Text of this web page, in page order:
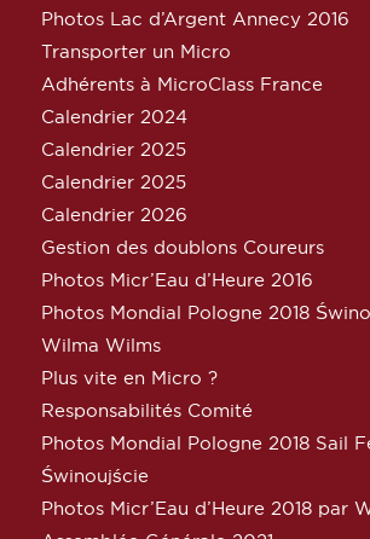
Photos Lac d’Argent Annecy 2016
Transporter un Micro
Adhérents à MicroClass France
Calendrier 2024
Calendrier 2025
Calendrier 2025
Calendrier 2026
Gestion des doublons Coureurs
Photos Micr’Eau d’Heure 2016
Photos Mondial Pologne 2018
Wilma Wilms
Plus vite en Micro ?
Responsabilités Comité
Photos Mondial Pologne 2018 Sail
Świnoujście
Photos Micr’Eau d’Heure 2018 par